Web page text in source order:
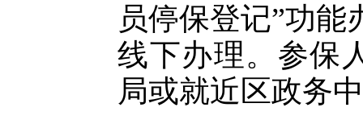
员停保登记”功能
线下办理。参保
局或就近区政务